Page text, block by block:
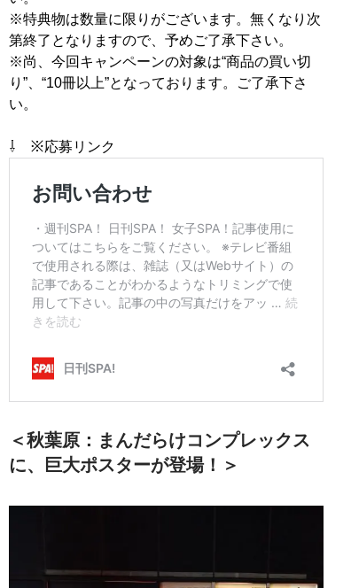
※特典物は数量に限りがございます。無くなり次
第終了となりますので、予めご了承下さい。
※尚、今回キャンペーンの対象は“商品の買い切
り”、“10冊以上”となっております。ご了承下さ
い。
＜秋葉原：まんだらけコンプレックス
に、巨大ポスターが登場！＞